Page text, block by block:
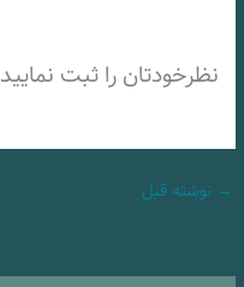
نظرخودتان را ثبت نمایید
→ نوشته قبل